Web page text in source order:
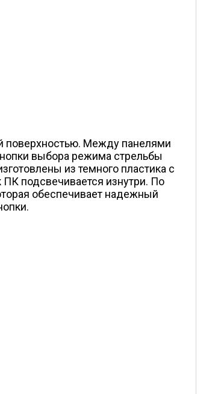
поверхностью. Между панелями
выбора режима стрельбы
из темного пластика с
подсвечивается изнутри. По
обеспечивает надежный